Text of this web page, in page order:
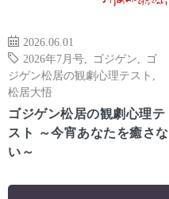
2026.06.01
2026年7月号
ゴジゲン
ゴ
ジゲン松居の観劇心理テスト
松居大悟
ゴジゲン松居の観劇心理テ
スト ～今宵あなたを癒さな
い～